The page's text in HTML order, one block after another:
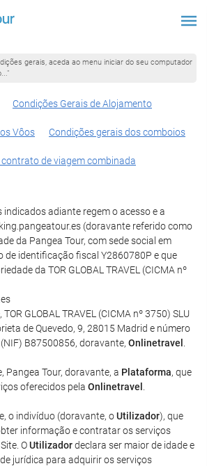
gerais, aceda ao menu iniciar do seu computador
Condições Gerais de Alojamento
Vôos Condições gerais dos comboios
de viagem combinada
indicados adiante regem o acesso e a
(doravante referido como
da Pangea Tour, com sede social em
de identificação fiscal Y2860780P e que
da TOR GLOBAL TRAVEL (CICMA nº
GLOBAL TRAVEL (CICMA nº 3750) SLU
de Quevedo, 9, 28015 Madrid e número
B87500856, doravante, Onlinetravel
Pangea Tour, doravante, a Plataforma, que
oferecidos pela Onlinetravel
o indivíduo (doravante, oUtilizador), que
informação e contratar os serviços
OUtilizadordeclara ser maior de idade e
jurídica para adquirir os serviços